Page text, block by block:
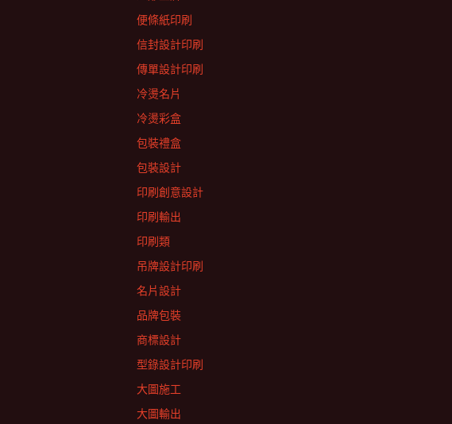
便條紙印刷
信封設計印刷
傳單設計印刷
冷燙名片
冷燙彩盒
包裝禮盒
包裝設計
印刷創意設計
印刷輸出
印刷類
吊牌設計印刷
名片設計
品牌包裝
商標設計
型錄設計印刷
大圖施工
大圖輸出